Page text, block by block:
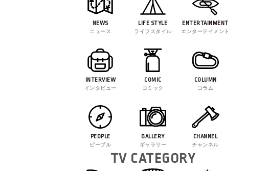
NEWS
ニュース
LIFE STYLE
ライフスタイル
ENTERTAINMENT
エンターテイメント
INTERVIEW
インタビュー
COMIC
コミック
COLUMN
コラム
PEOPLE
ピープル
GALLERY
ギャラリー
CHANNEL
チャンネル
TV CATEGORY